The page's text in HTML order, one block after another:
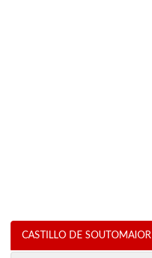
CASTILLO DE SOUTOMAIOR